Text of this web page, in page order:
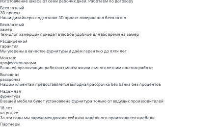
Изготовление шкафа от семи рабочих дней. Работаем по договору
Бесплатный
3D проект
Наши дизайнеры подготовят 3D проект совершенно бесплатно
Бесплатный
замер
Технолог замерщик приедет в любое удобное для вас время на замер
Расширенная
гарантия
Мы уверены в качестве фурнитуры и даём гарантию до пяти лет
Монтаж
профессионалами
В нашей организации работают монтажники с многолетним опытом работы
Выгодная
рассрочка
Нашим клиентам предоставляется выгодная рассрочка без банка без процентов
Надёжная
фурнитура
В вашей мебели будет установлена фурнитура только от ведущих производителей
18 лет
на рынке
За эти годы мы зарекомендовали себя как надёжного производителя мебели
Партнёры